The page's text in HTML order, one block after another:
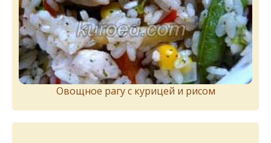
Овощное рагу с курицей и рисом